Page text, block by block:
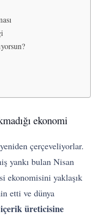
ekonomi
çerçeveliyorlar.
yankı bulan Nisan
ekonomisini yaklaşık
etti ve dünya
üreticisine